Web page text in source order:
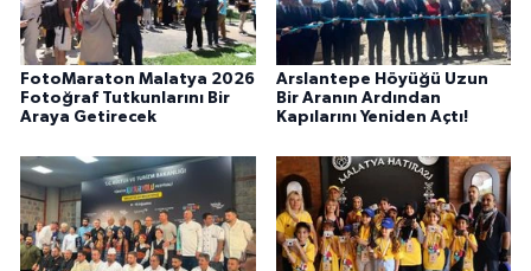
FotoMaraton Malatya 2026
Fotoğraf Tutkunlarını Bir
Araya Getirecek
Arslantepe Höyüğü Uzun
Bir Aranın Ardından
Kapılarını Yeniden Açtı!